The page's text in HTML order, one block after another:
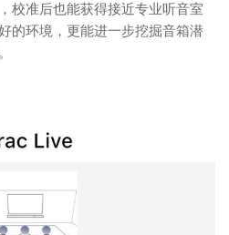
校准后也能获得接近专业听音室
的环境，更能进一步挖掘音箱潜